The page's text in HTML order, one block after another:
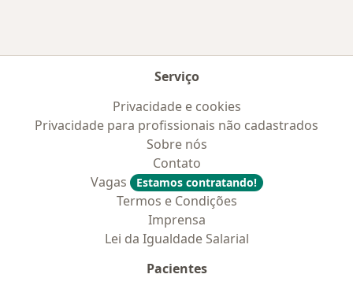
Serviço
Privacidade e cookies
Privacidade para profissionais não cadastrados
Sobre nós
Contato
Vagas
Estamos contratando!
Termos e Condições
Imprensa
Lei da Igualdade Salarial
Pacientes